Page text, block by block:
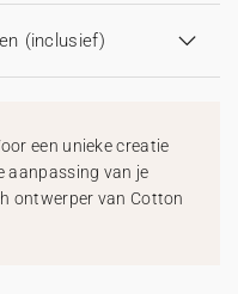
(inclusief)
een unieke creatie
aanpassing van je
ontwerper van Cotton